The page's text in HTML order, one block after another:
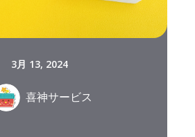
3月 13, 2024
喜神サービス